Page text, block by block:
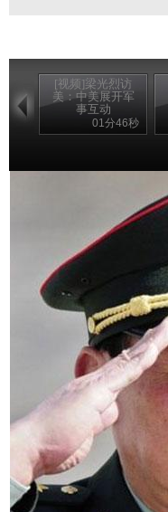
[视频]梁光烈访
美：中美展开军
事互动
01分46秒